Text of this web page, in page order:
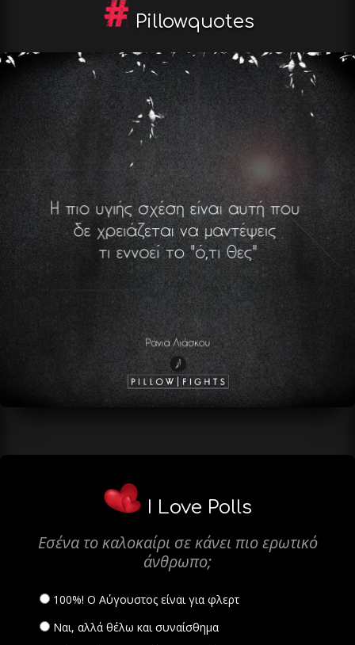
Pillowquotes
I Love Polls
Εσένα το καλοκαίρι σε κάνει πιο ερωτικό
άνθρωπο;
100%! Ο Αύγουστος είναι για φλερτ
Ναι, αλλά θέλω και συναίσθημα